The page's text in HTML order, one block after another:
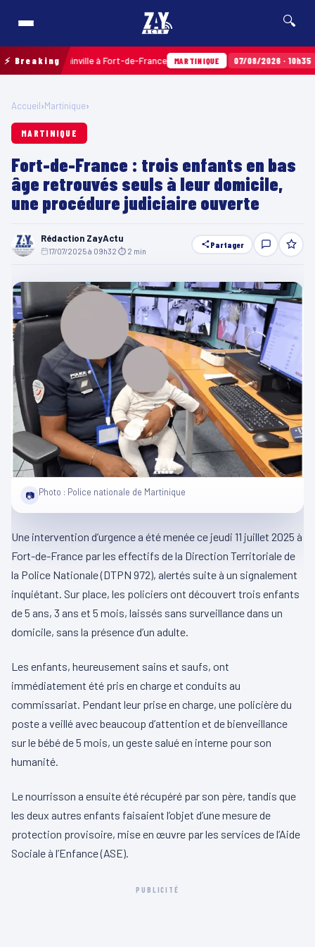
🔍
⚡ BreakingSainville à Fort-de-France MARTINIQUE 07/08/2026 · 10h35
Accueil›Martinique›
MARTINIQUE
Fort-de-France : trois enfants en bas
âge retrouvés seuls à leur domicile,
une procédure judiciaire ouverte
Rédaction ZayActu
17/07/2025 à 09h32 ⏱ 2 min
Partager
📷 Photo : Police nationale de Martinique
Une intervention d’urgence a été menée ce jeudi 11 juillet 2025 à
Fort-de-France par les effectifs de la Direction Territoriale de
la Police Nationale (DTPN 972), alertés suite à un signalement
inquiétant. Sur place, les policiers ont découvert trois enfants
de 5 ans, 3 ans et 5 mois, laissés sans surveillance dans un
domicile, sans la présence d’un adulte.
Les enfants, heureusement sains et saufs, ont
immédiatement été pris en charge et conduits au
commissariat. Pendant leur prise en charge, une policière du
poste a veillé avec beaucoup d’attention et de bienveillance
sur le bébé de 5 mois, un geste salué en interne pour son
humanité.
Le nourrisson a ensuite été récupéré par son père, tandis que
les deux autres enfants faisaient l’objet d’une mesure de
protection provisoire, mise en œuvre par les services de l’Aide
Sociale à l’Enfance (ASE).
PUBLICITÉ